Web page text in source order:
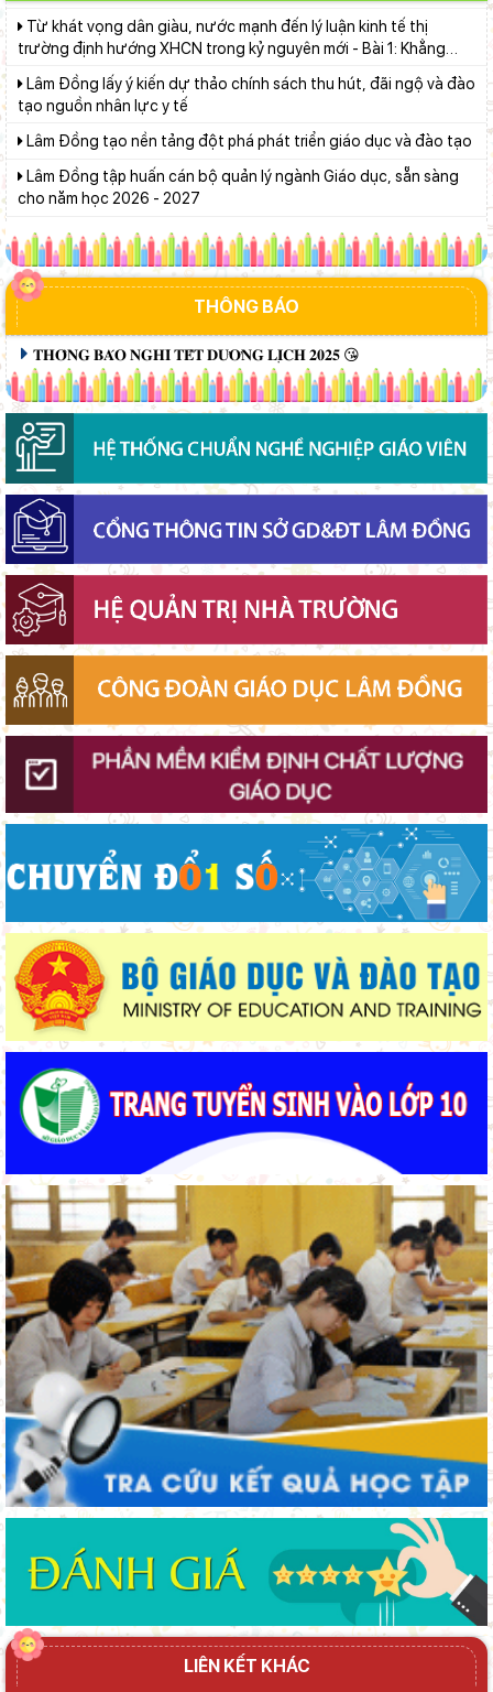
và hết)
trường định hướng XHCN trong kỷ nguyên mới - Bài 1: Khẳng
định tư tưởng Hồ Chí Minh, đấu tranh với luận điệu xuyên tạc
Lâm Đồng lấy ý kiến dự thảo chính sách thu hút, đãi ngộ và đào
tạo nguồn nhân lực y tế
Lâm Đồng tạo nền tảng đột phá phát triển giáo dục và đào tạo
cho năm học 2026 - 2027
“Ngôi nhà nhân ái” chắp cánh ước mơ đến trường
Thí sinh đạt 28,5 điểm xét tuyển nhưng ôm mẹ khóc vì lý do
này...
Dạy học tích hợp AI để hình thành tư duy số
Lâm Đồng chủ động sắp xếp mạng lưới trường học, bảo đảm
điều kiện cho năm học mới
Huy động gần 470 triệu đồng từ phong trào “Trường giúp
trường”
Ngành Giáo dục Lâm Đồng lan tỏa đạo lý “Uống nước nhớ
nguồn”
Thắp sáng văn hóa đọc từ những “Thư viện thân thiện”
Gieo mầm hiếu học nơi vùng xa
Bảo đảm ngày khai giảng thực sự là ngày hội của học sinh và
giáo viên
Phường Xuân Trường – Đà Lạt: trang bị kiến thức, kỹ năng
phòng, chống đuối nước và sơ cấp cứu cho thanh thiếu nhi
Bộ Giáo dục và Đào tạo triển khai 100 ngày tháo gỡ các điểm
nghẽn về chuyển đổi số
ngành năm 2026
Giữ vững nền tảng tư tưởng của Ðảng từ học đường
quả hoạt động giáo dục
Khát khao thay đổi cuộc sống bằng con đường học tập
Từ khát vọng dân giàu, nước mạnh đến lý luận kinh tế thị
trường định hướng XHCN trong kỷ nguyên mới - Bài 2: Khơi
thông nguồn lực, vững bước tiến vào kỷ nguyên mới (tiếp theo
và hết)
Từ khát vọng dân giàu, nước mạnh đến lý luận kinh tế thị
trường định hướng XHCN trong kỷ nguyên mới - Bài 1: Khẳng
định tư tưởng Hồ Chí Minh, đấu tranh với luận điệu xuyên tạc
Lâm Đồng lấy ý kiến dự thảo chính sách thu hút, đãi ngộ và đào
tạo nguồn nhân lực y tế
Lâm Đồng tạo nền tảng đột phá phát triển giáo dục và đào tạo
cho năm học 2026 - 2027
“Ngôi nhà nhân ái” chắp cánh ước mơ đến trường
Thí sinh đạt 28,5 điểm xét tuyển nhưng ôm mẹ khóc vì lý do
này...
Dạy học tích hợp AI để hình thành tư duy số
Lâm Đồng chủ động sắp xếp mạng lưới trường học, bảo đảm
điều kiện cho năm học mới
trường”
Ngành Giáo dục Lâm Đồng lan tỏa đạo lý “Uống nước nhớ
nguồn”
THÔNG BÁO
𝐓𝐇𝐎̂𝐍𝐆 𝐁𝐀́𝐎 𝐍𝐆𝐇𝐈̉ 𝐓𝐄̂́𝐓 𝐃𝐔̛𝐎̛𝐍𝐆 𝐋𝐈̣𝐂𝐇 𝟐𝟎𝟐𝟓 😘
LIÊN KẾT KHÁC